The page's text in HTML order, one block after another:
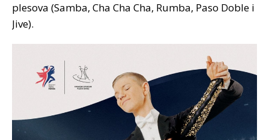
plesova (Samba, Cha Cha Cha, Rumba, Paso Doble i
Jive).